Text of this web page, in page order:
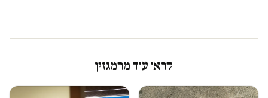
קראו עוד מהמגזין